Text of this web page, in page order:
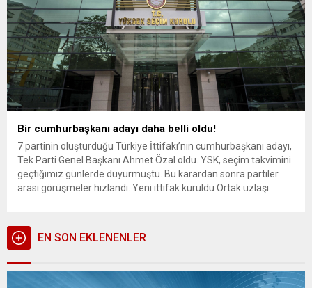
Bir cumhurbaşkanı adayı daha belli oldu!
7 partinin oluşturduğu Türkiye İttifakı’nın cumhurbaşkanı adayı,
Tek Parti Genel Başkanı Ahmet Özal oldu. YSK, seçim takvimini
geçtiğimiz günlerde duyurmuştu. Bu karardan sonra partiler
arası görüşmeler hızlandı. Yeni ittifak kuruldu Ortak uzlaşı
Partisi, Yeni...
EN SON EKLENENLER